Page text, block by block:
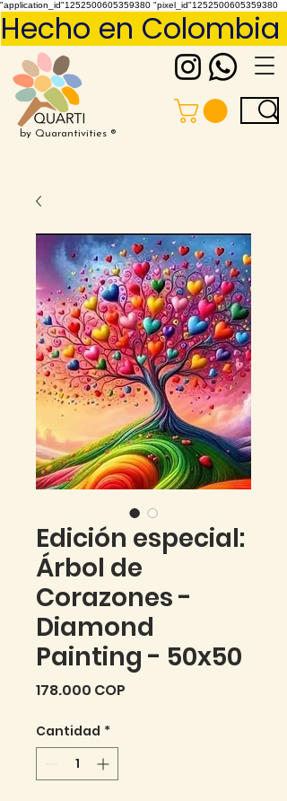
"application_id"1252500605359380 "pixel_id"1252500605359380
by Quarantivities ®
Hecho en
Edición especial:
Árbol de
Corazones -
Diamond
Painting - 50x50
178.000 COP
Cantidad *